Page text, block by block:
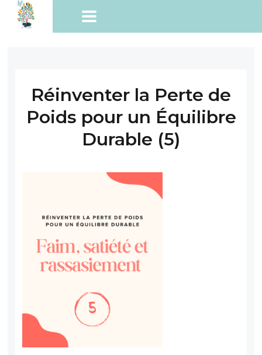
Réinventer la Perte de
Poids pour un Équilibre
Durable (5)